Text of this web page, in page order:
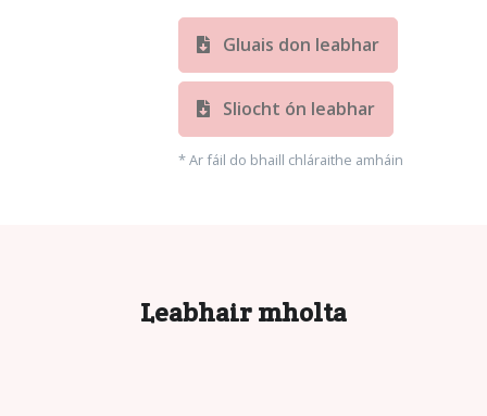
Gluais don leabhar
Sliocht ón leabhar
* Ar fáil do bhaill chláraithe amháin
Leabhair mholta